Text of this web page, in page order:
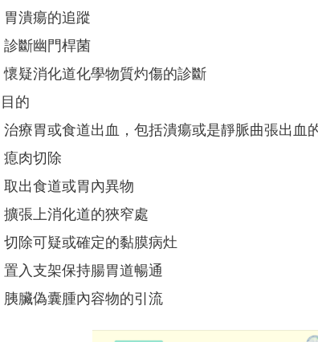
胃潰瘍的追蹤
診斷幽門桿菌
懷疑消化道化學物質灼傷的診斷
的
治療胃或食道出血，包括潰瘍或是靜脈曲張出血
瘜肉切除
取出食道或胃內異物
擴張上消化道的狹窄處
切除可疑或確定的黏膜病灶
置入支架保持腸胃道暢通
胰臟偽囊腫內容物的引流